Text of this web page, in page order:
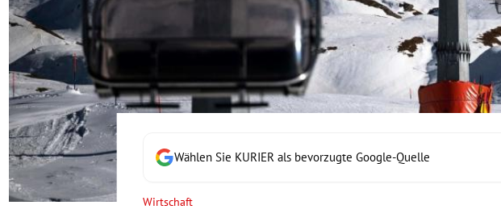
Untermenü
Untermenü
Untermenü
Untermenü
Untermenü
Wählen Sie KURIER als bevorzugte Google-Quelle
Wirtschaft